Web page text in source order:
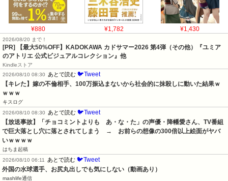
¥880 ¥1,782 ¥1,430
2026/08/20 まで！
[PR]
【最大50%OFF】KADOKAWA カドサマー2026 第4弾（その他）『ユミア
のアトリエ 公式ビジュアルコレクション』他
Kindleストア
2026/08/10 08:30 あとで読む 🐦Tweet
【キレた】嫁の不倫相手、100万振込まないから社会的に抹殺しに動いた結果ｗ
ｗｗｗ
キスログ
2026/08/10 08:30 あとで読む 🐦Tweet
【放送事故】「チョコミントよりも　あ・な・た」の声優・降幡愛さん、TV番組
で巨大落とし穴に落とされてしまう　→　お前らの想像の300倍以上絵面がヤバ
いｗｗｗｗ
はちま起稿
2026/08/10 06:11 あとで読む 🐦Tweet
外国の水球選手、お尻丸出しでも気にしない（動画あり）
mashlife通信